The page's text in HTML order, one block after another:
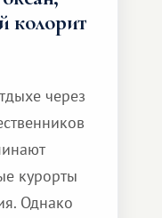
колорит
через
курорты
Однако